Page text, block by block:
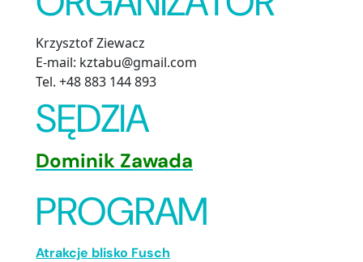
Krzysztof Ziewacz
E-mail: kztabu@gmail.com
Tel. +48 883 144 893
SĘDZIA
Dominik Zawada
PROGRAM
Atrakcje blisko Fusch